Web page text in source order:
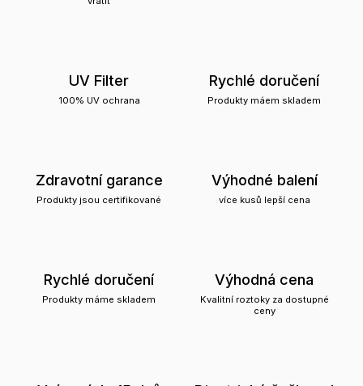
UV Filter
100% UV ochrana
Rychlé doručení
Produkty máem skladem
Zdravotní garance
Produkty jsou certifikované
Výhodné balení
více kusů lepší cena
Rychlé doručení
Produkty máme skladem
Výhodná cena
Kvalitní roztoky za dostupné
ceny